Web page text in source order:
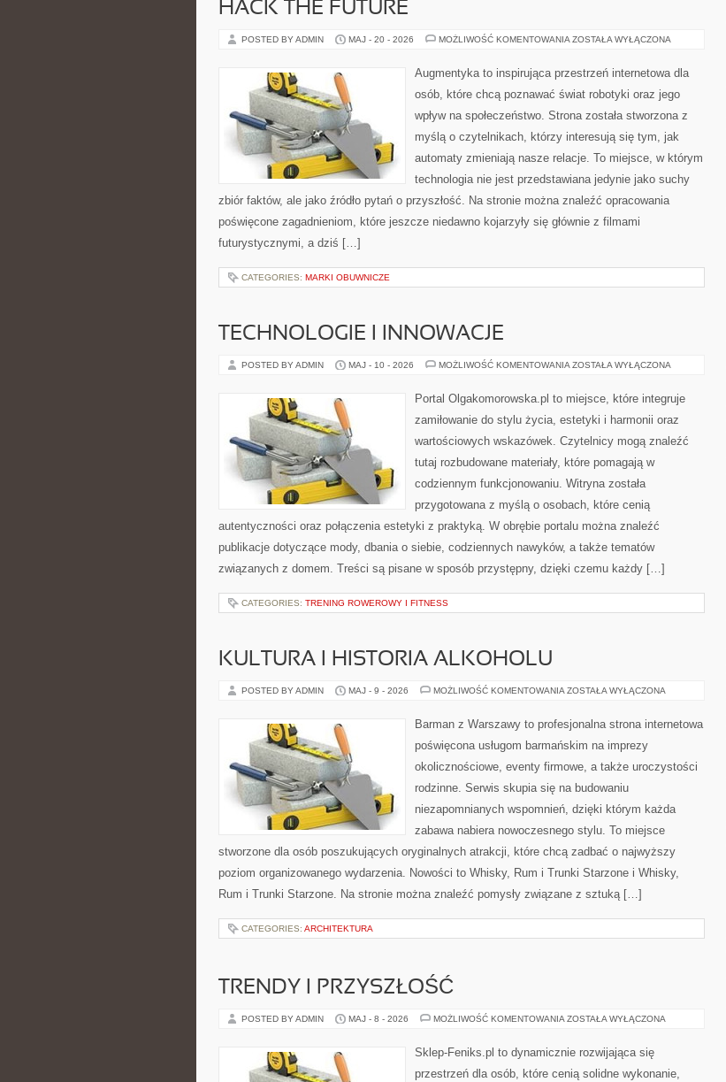
HACK THE FUTURE
POSTED BY ADMIN MAJ - 20 - 2026 MOŻLIWOŚĆ KOMENTOWANIA HACK
ZOSTAŁA WYŁĄCZONA
Augmentyka to inspirująca przestrzeń internetowa dla
osób, które chcą poznawać świat robotyki oraz jego
wpływ na społeczeństwo. Strona została stworzona z
myślą o czytelnikach, którzy interesują się tym, jak
automaty zmieniają nasze relacje. To miejsce, w którym
technologia nie jest przedstawiana jedynie jako suchy
zbiór faktów, ale jako źródło pytań o przyszłość. Na stronie można znaleźć opracowania
poświęcone zagadnieniom, które jeszcze niedawno kojarzyły się głównie z filmami
futurystycznymi, a dziś […]
CATEGORIES: MARKI OBUWNICZE
TECHNOLOGIE I INNOWACJE
POSTED BY ADMIN MAJ - 10 - 2026 MOŻLIWOŚĆ KOMENTOWANIA TECHNOLOGIE
ZOSTAŁA WYŁĄCZONA
Portal Olgakomorowska.pl to miejsce, które integruje
zamiłowanie do stylu życia, estetyki i harmonii oraz
wartościowych wskazówek. Czytelnicy mogą znaleźć
tutaj rozbudowane materiały, które pomagają w
codziennym funkcjonowaniu. Witryna została
przygotowana z myślą o osobach, które cenią
autentyczności oraz połączenia estetyki z praktyką. W obrębie portalu można znaleźć
publikacje dotyczące mody, dbania o siebie, codziennych nawyków, a także tematów
związanych z domem. Treści są pisane w sposób przystępny, dzięki czemu każdy […]
CATEGORIES: TRENING ROWEROWY I FITNESS
KULTURA I HISTORIA ALKOHOLU
POSTED BY ADMIN MAJ - 9 - 2026 MOŻLIWOŚĆ KOMENTOWANIA KULTURA
ALKOHOLU
ZOSTAŁA WYŁĄCZONA
Barman z Warszawy to profesjonalna strona internetowa
poświęcona usługom barmańskim na imprezy
okolicznościowe, eventy firmowe, a także uroczystości
rodzinne. Serwis skupia się na budowaniu
niezapomnianych wspomnień, dzięki którym każda
zabawa nabiera nowoczesnego stylu. To miejsce
stworzone dla osób poszukujących oryginalnych atrakcji, które chcą zadbać o najwyższy
poziom organizowanego wydarzenia. Nowości to Whisky, Rum i Trunki Starzone i Whisky,
Rum i Trunki Starzone. Na stronie można znaleźć pomysły związane z sztuką […]
CATEGORIES: ARCHITEKTURA
TRENDY I PRZYSZŁOŚĆ
POSTED BY ADMIN MAJ - 8 - 2026 MOŻLIWOŚĆ KOMENTOWANIA TRENDY
ZOSTAŁA WYŁĄCZONA
Sklep-Feniks.pl to dynamicznie rozwijająca się
przestrzeń dla osób, które cenią solidne wykonanie,